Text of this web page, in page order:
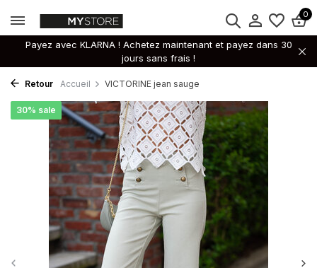
0
Payez avec KLARNA ! Achetez maintenant et payez dans 30
jours sans frais !
Retour Accueil VICTORINE jean sauge
30% sale